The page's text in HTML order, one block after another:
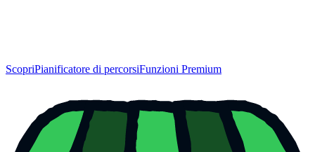
ScopriPianificatore di percorsiFunzioni Premium